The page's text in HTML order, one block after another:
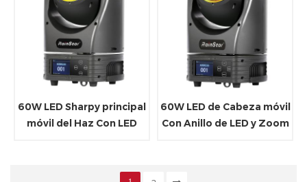
60W LED Sharpy principal
móvil del Haz Con LED
60W LED de Cabeza móvil
Con Anillo de LED y Zoom